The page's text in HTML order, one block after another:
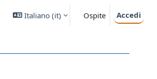
Italiano ‎(it)‎ Ospite Accedi